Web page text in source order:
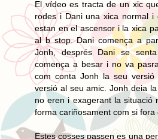
El vídeo es tracta de un xic
rodes i Dani una xica normal i
estan en el ascensor i la xica
al b stop. Dani comença a
Jonh, després Dani se
comença a besar i no va
com conta Jonh la seu
versió al seu amic. Jonh deia
no eren i exagerant la situació
forma cariñosament com si fora
Estes cosses passen es una